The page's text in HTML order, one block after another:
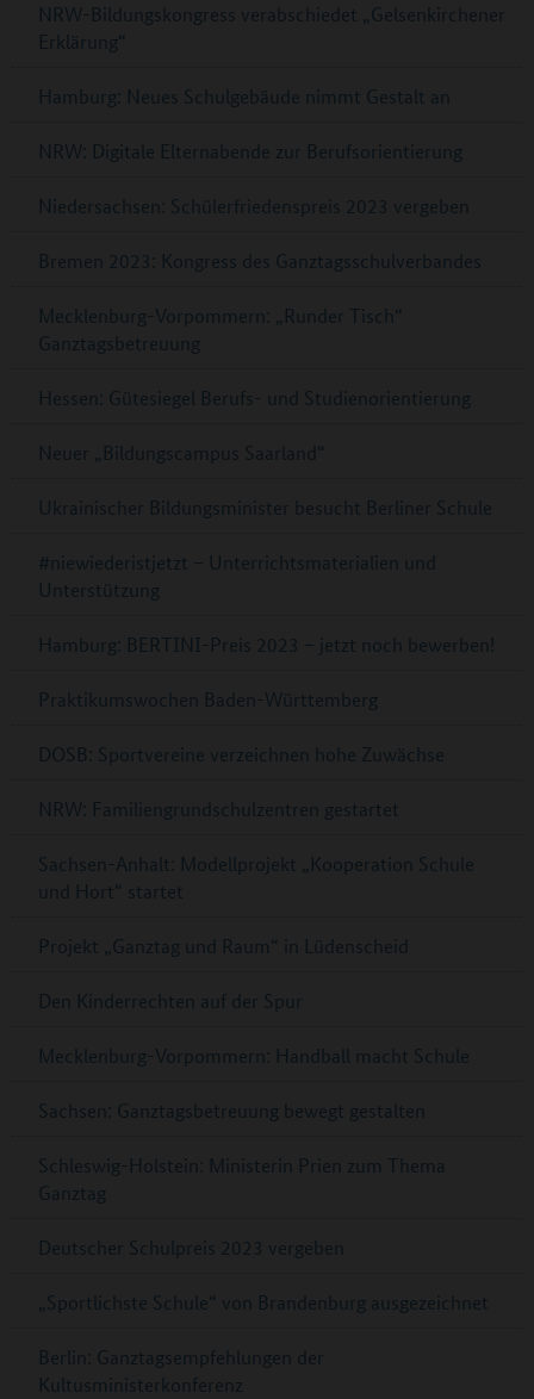
NRW-Bildungskongress verabschiedet „Gelsenkirchener
Erklärung“
Hamburg: Neues Schulgebäude nimmt Gestalt an
NRW: Digitale Elternabende zur Berufsorientierung
Niedersachsen: Schülerfriedenspreis 2023 vergeben
Bremen 2023: Kongress des Ganztagsschulverbandes
Mecklenburg-Vorpommern: „Runder Tisch“
Ganztagsbetreuung
Hessen: Gütesiegel Berufs- und Studienorientierung
Neuer „Bildungscampus Saarland“
Ukrainischer Bildungsminister besucht Berliner Schule
#niewiederistjetzt – Unterrichtsmaterialien und
Unterstützung
Hamburg: BERTINI-Preis 2023 – jetzt noch bewerben!
Praktikumswochen Baden-Württemberg
DOSB: Sportvereine verzeichnen hohe Zuwächse
NRW: Familiengrundschulzentren gestartet
Sachsen-Anhalt: Modellprojekt „Kooperation Schule
und Hort“ startet
Projekt „Ganztag und Raum“ in Lüdenscheid
Den Kinderrechten auf der Spur
Mecklenburg-Vorpommern: Handball macht Schule
Sachsen: Ganztagsbetreuung bewegt gestalten
Schleswig-Holstein: Ministerin Prien zum Thema
Ganztag
Deutscher Schulpreis 2023 vergeben
„Sportlichste Schule“ von Brandenburg ausgezeichnet
Berlin: Ganztagsempfehlungen der
Kultusministerkonferenz